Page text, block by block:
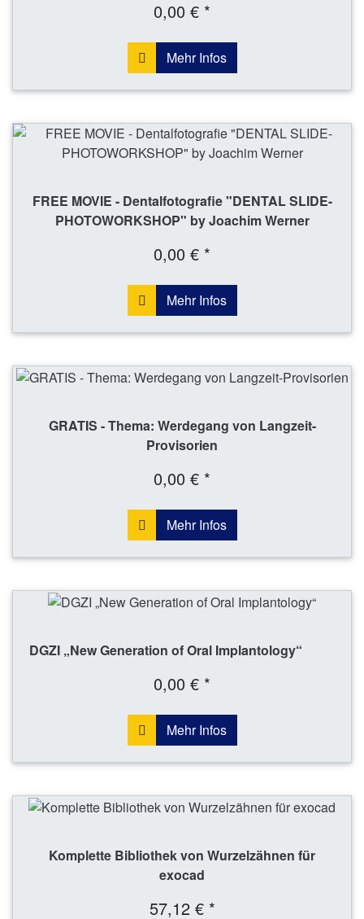
0,00 € *
Mehr Infos
FREE MOVIE - Dentalfotografie "DENTAL SLIDE-
PHOTOWORKSHOP" by Joachim Werner
0,00 € *
Mehr Infos
GRATIS - Thema: Werdegang von Langzeit-
Provisorien
0,00 € *
Mehr Infos
DGZI „New Generation of Oral Implantology“
0,00 € *
Mehr Infos
Komplette Bibliothek von Wurzelzähnen für
exocad
57,12 € *